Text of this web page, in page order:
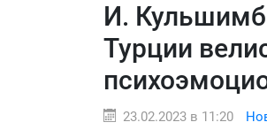
И.
Турции
23.02.2023 в 11:20